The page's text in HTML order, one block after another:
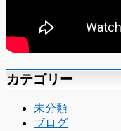
カテゴリー
未分類
ブログ